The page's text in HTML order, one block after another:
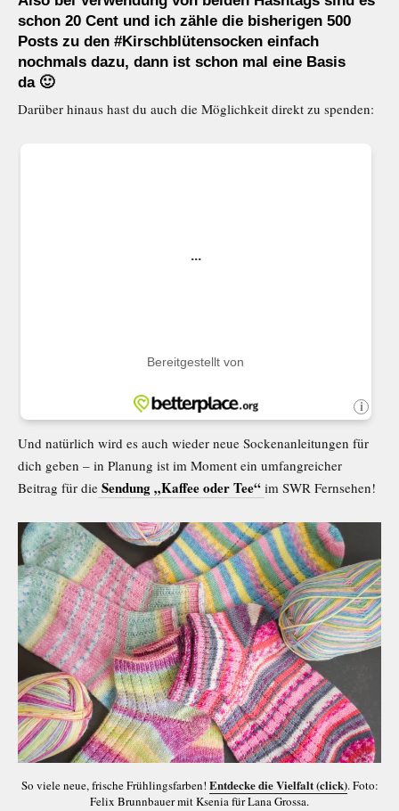
schon 20 Cent und ich zähle die bisherigen 500
Posts zu den #Kirschblütensocken einfach
nochmals dazu, dann ist schon mal eine Basis
da 🙂
Darüber hinaus hast du auch die Möglichkeit direkt zu spenden:
Und natürlich wird es auch wieder neue Sockenanleitungen für
dich geben – in Planung ist im Moment ein umfangreicher
Beitrag für die Sendung „Kaffee oder Tee“ im SWR Fernsehen!
So viele neue, frische Frühlingsfarben! Entdecke die Vielfalt (click). Foto:
Felix Brunnbauer mit Ksenia für Lana Grossa.